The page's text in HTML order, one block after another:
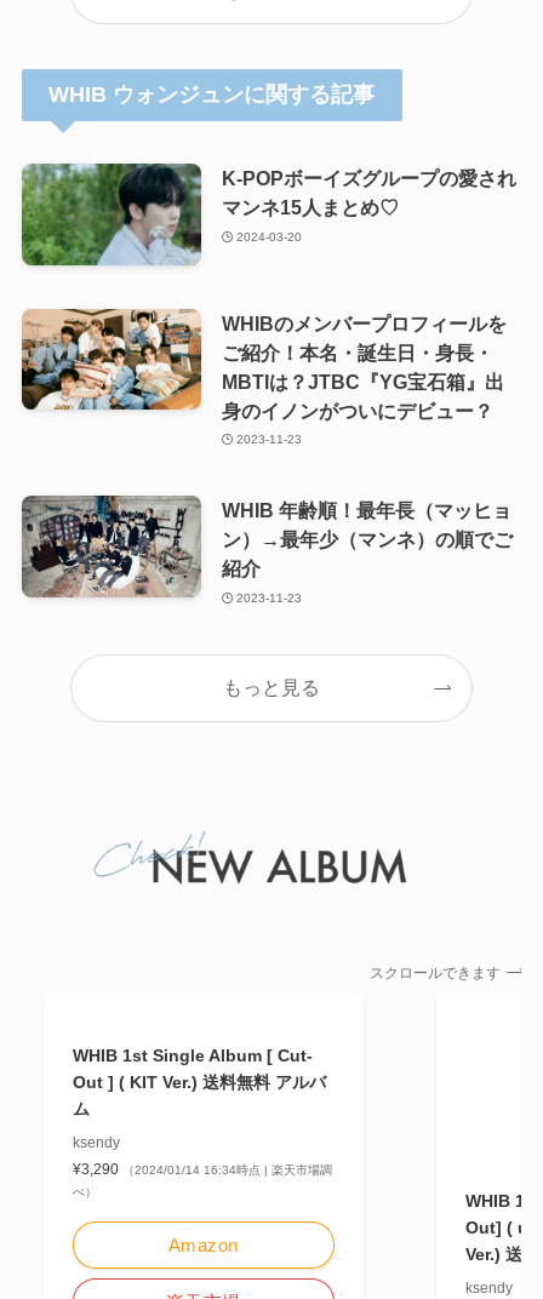
WHIB ウォンジュンに関する記事
K-POPボーイズグループの愛され
マンネ15人まとめ♡
2024-03-20
WHIBのメンバープロフィールを
ご紹介！本名・誕生日・身長・
MBTIは？JTBC『YG宝石箱』出
身のイノンがついにデビュー？
2023-11-23
WHIB 年齢順！最年長（マッヒョ
ン）→最年少（マンネ）の順でご
紹介
2023-11-23
もっと見る
スクロールできます
WHIB 1st Single Album [ Cut-
Out ] ( KIT Ver.) 送料無料 アルバ
ム
ksendy
¥3,290
（2024/01/14 16:34時点 | 楽天市場調
べ）
Amazon
WHIB
Out] (
Ver.) 送
ksendy